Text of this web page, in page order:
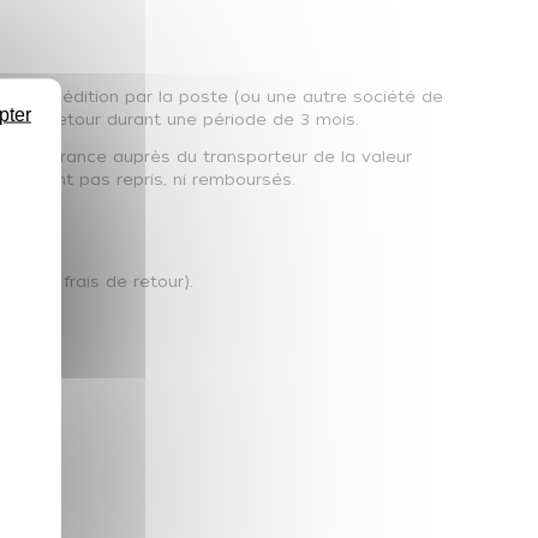
réexpédition par la poste (ou une autre société de
de retour durant une période de 3 mois.
assurance auprès du transporteur de la valeur
seront pas repris, ni remboursés.
( hors frais de retour).